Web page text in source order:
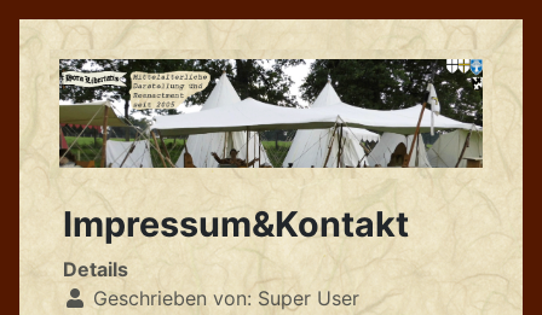
Impressum&Kontakt
Details
Geschrieben von: Super User